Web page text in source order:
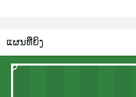
ແຜນທີ່ຍິງ